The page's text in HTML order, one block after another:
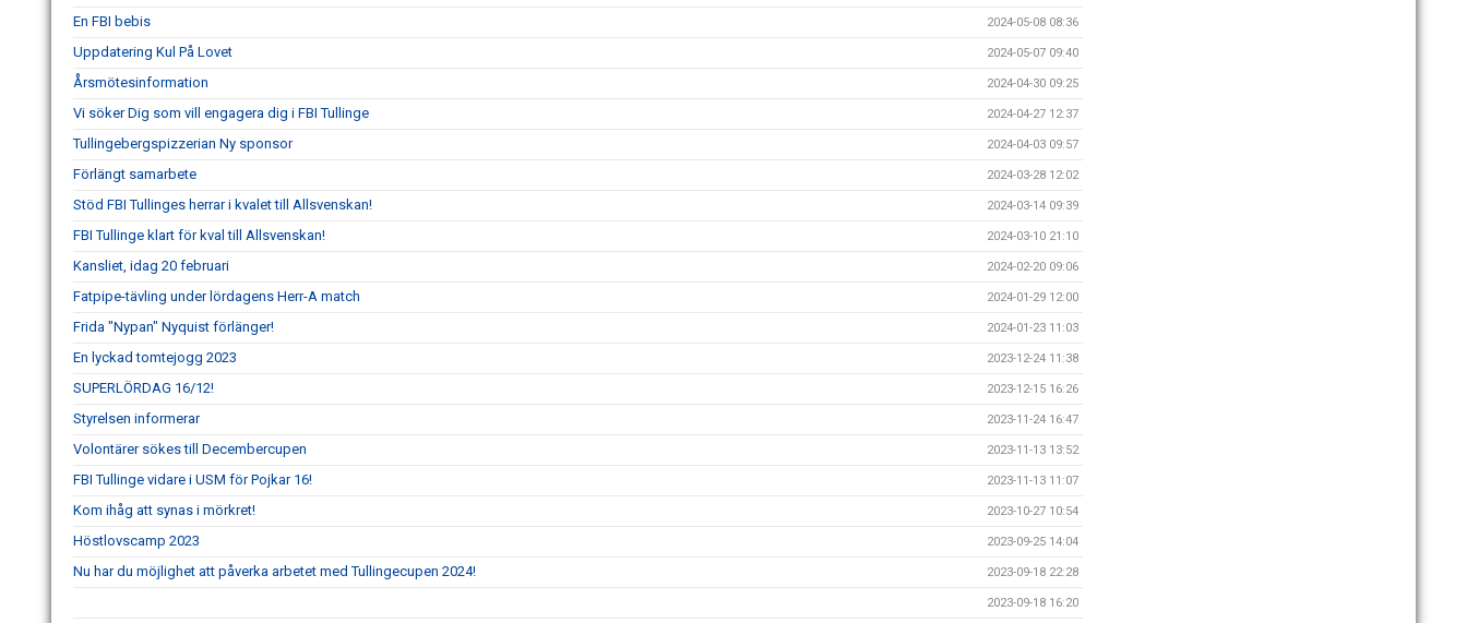
En FBI bebis 2024-05-08 08:36
Uppdatering Kul På Lovet 2024-05-07 09:40
Årsmötesinformation 2024-04-30 09:25
Vi söker Dig som vill engagera dig i FBI Tullinge 2024-04-27 12:37
Tullingebergspizzerian Ny sponsor 2024-04-03 09:57
Förlängt samarbete 2024-03-28 12:02
Stöd FBI Tullinges herrar i kvalet till Allsvenskan! 2024-03-14 09:39
FBI Tullinge klart för kval till Allsvenskan! 2024-03-10 21:10
Kansliet, idag 20 februari 2024-02-20 09:06
Fatpipe-tävling under lördagens Herr-A match 2024-01-29 12:00
Frida "Nypan" Nyquist förlänger! 2024-01-23 11:03
En lyckad tomtejogg 2023 2023-12-24 11:38
SUPERLÖRDAG 16/12! 2023-12-15 16:26
Styrelsen informerar 2023-11-24 16:47
Volontärer sökes till Decembercupen 2023-11-13 13:52
FBI Tullinge vidare i USM för Pojkar 16! 2023-11-13 11:07
Kom ihåg att synas i mörkret! 2023-10-27 10:54
Höstlovscamp 2023 2023-09-25 14:04
Nu har du möjlighet att påverka arbetet med Tullingecupen 2024! 2023-09-18 22:28
2023-09-18 16:20